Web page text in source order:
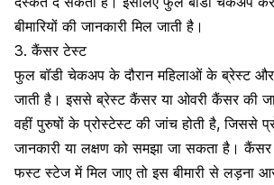
बीमारियों की जानकारी मिल जाती है।
3. कैंसर टेस्ट
फुल बॉडी चेकअप के दौरान महिलाओं के ब्रेस्ट
जाती है। इससेब्रेस्ट कैंसरया ओवरी कैंसर की
वहीं पुरुषों के प्रोस्टेस्ट की जांच होती है, जिससे
जानकारी या लक्षण को समझा जा सकता है। कैंसर
फस्ट स्टेज में मिल जाए तो इस बीमारी से लड़ना